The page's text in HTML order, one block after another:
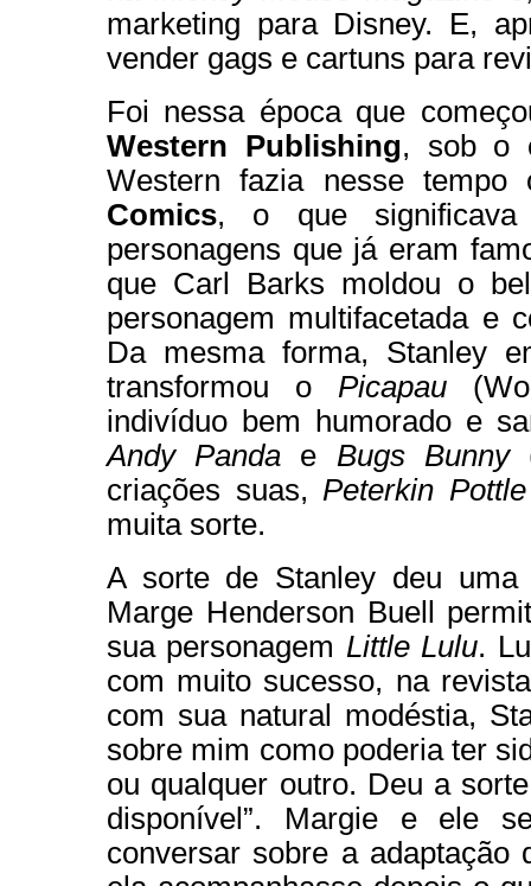
marketing para Disney. E,
vender gags e cartuns para
Foi nessa época que
Western Publishing, sob o
Western fazia nesse
Comics, o que significava
personagens que já eram
que Carl Barks moldou o
personagem multifacetada e
Da mesma forma, Stanley
transformou o Picapau
indivíduo bem humorado e
Andy Panda e Bugs Bunny
criações suas, Peterkin Pottle
muita sorte.
A sorte de Stanley deu
Marge Henderson Buell
sua personagem Little Lulu.
com muito sucesso, na
com sua natural modéstia,
sobre mim como poderia ter
ou qualquer outro. Deu a
disponível”. Margie e ele
conversar sobre a adaptação